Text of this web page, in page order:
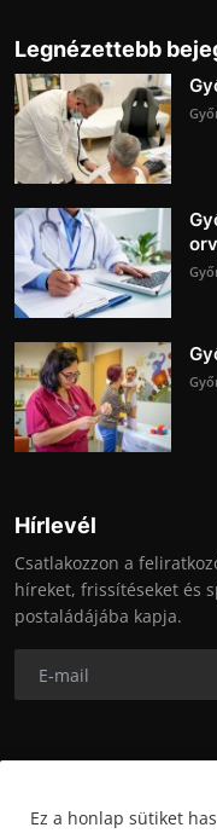
Legnézettebb
Hírlevél
Csatlakozzon a
híreket, frissítéseket és
postaládájába kapja.
Ez a honlap sütiket